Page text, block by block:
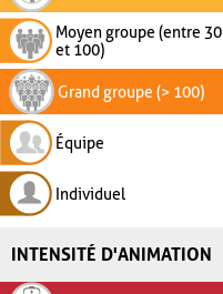
Moyen groupe (entre 30
et 100)
Grand groupe (> 100)
Équipe
Individuel
INTENSITÉ D'ANIMATION